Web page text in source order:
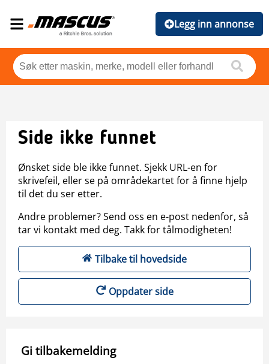
Legg inn annonse
Side ikke funnet
Ønsket side ble ikke funnet. Sjekk URL-en for
skrivefeil, eller se på områdekartet for å finne hjelp
til det du ser etter.
Andre problemer? Send oss en e-post nedenfor, så
tar vi kontakt med deg. Takk for tålmodigheten!
Tilbake til hovedside
Oppdater side
Gi tilbakemelding